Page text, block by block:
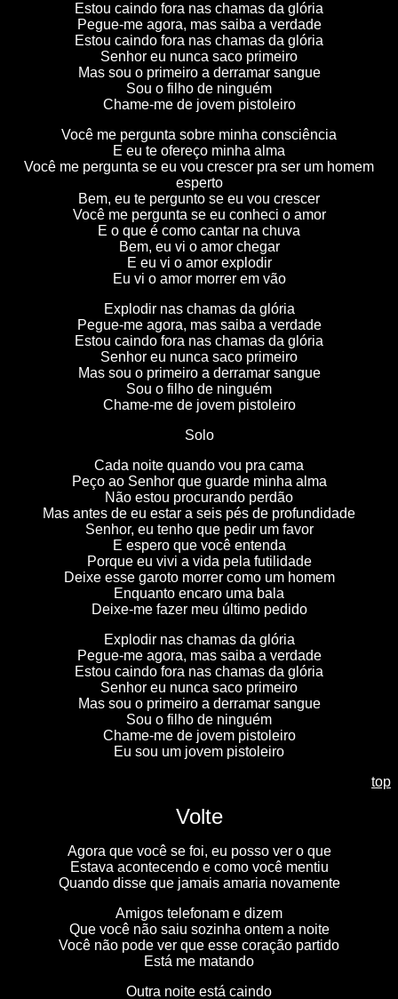
Estou caindo fora nas chamas da glória
Pegue-me agora, mas saiba a verdade
Estou caindo fora nas chamas da glória
Senhor eu nunca saco primeiro
Mas sou o primeiro a derramar sangue
Sou o filho de ninguém
Chame-me de jovem pistoleiro
Você me pergunta sobre minha consciência
E eu te ofereço minha alma
Você me pergunta se eu vou crescer pra ser um homem
esperto
Bem, eu te pergunto se eu vou crescer
Você me pergunta se eu conheci o amor
E o que é como cantar na chuva
Bem, eu vi o amor chegar
E eu vi o amor explodir
Eu vi o amor morrer em vão
Explodir nas chamas da glória
Pegue-me agora, mas saiba a verdade
Estou caindo fora nas chamas da glória
Senhor eu nunca saco primeiro
Mas sou o primeiro a derramar sangue
Sou o filho de ninguém
Chame-me de jovem pistoleiro
Solo
Cada noite quando vou pra cama
Peço ao Senhor que guarde minha alma
Não estou procurando perdão
Mas antes de eu estar a seis pés de profundidade
Senhor, eu tenho que pedir um favor
E espero que você entenda
Porque eu vivi a vida pela futilidade
Deixe esse garoto morrer como um homem
Enquanto encaro uma bala
Deixe-me fazer meu último pedido
Explodir nas chamas da glória
Pegue-me agora, mas saiba a verdade
Estou caindo fora nas chamas da glória
Senhor eu nunca saco primeiro
Mas sou o primeiro a derramar sangue
Sou o filho de ninguém
Chame-me de jovem pistoleiro
Eu sou um jovem pistoleiro
top
Volte
Agora que você se foi, eu posso ver o que
Estava acontecendo e como você mentiu
Quando disse que jamais amaria novamente
Amigos telefonam e dizem
Que você não saiu sozinha ontem a noite
Você não pode ver que esse coração partido
Está me matando
Outra noite está caindo